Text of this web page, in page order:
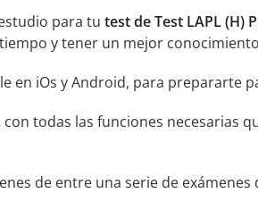
para tu test de Test LAPL (H)
y tener un mejor
en iOs y Android, para prepararte
con todas las funciones
de entre una serie de exámenes